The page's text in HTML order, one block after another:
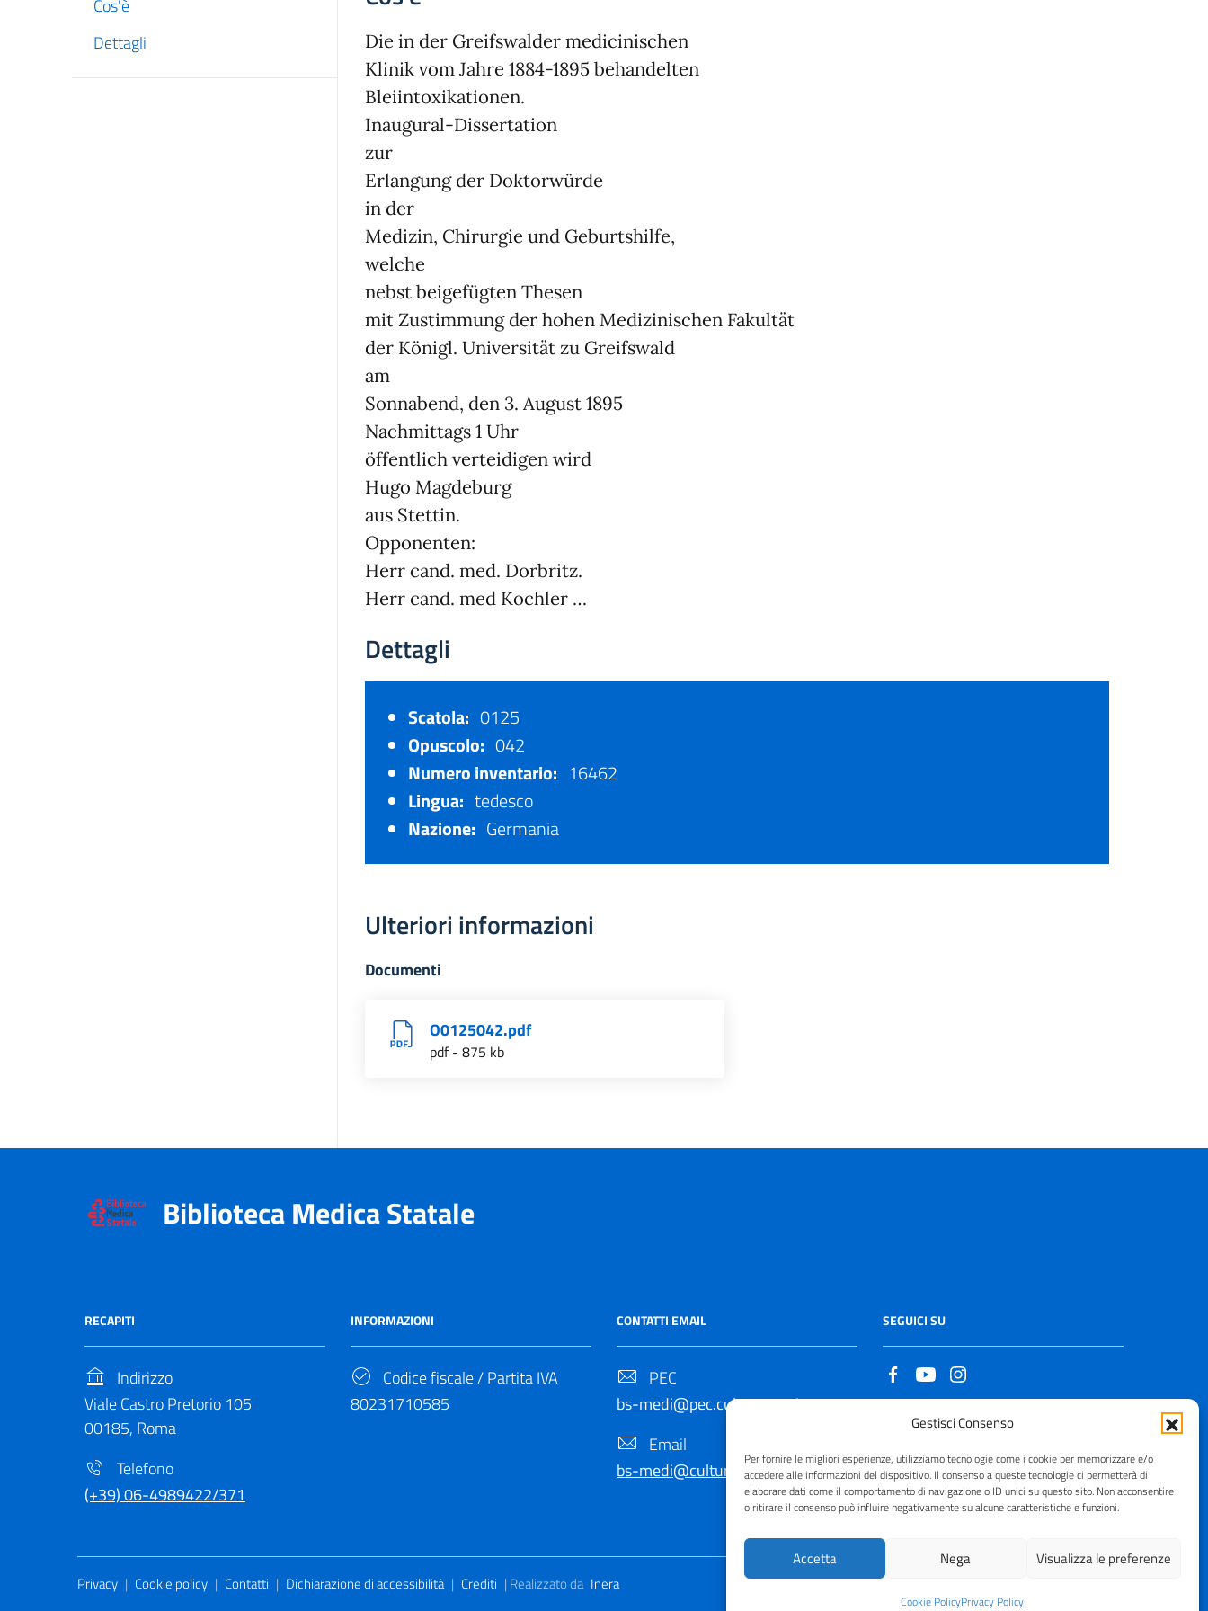
Gestisci Consenso
Per fornire le migliori esperienze, utilizziamo tecnologie come i cookie per memorizzare e/o
accedere alle informazioni del dispositivo. Il consenso a queste tecnologie ci permetterà di
elaborare dati come il comportamento di navigazione o ID unici su questo sito. Non acconsentire
o ritirare il consenso può influire negativamente su alcune caratteristiche e funzioni.
Accetta Nega Visualizza le preferenze
Cookie PolicyPrivacy Policy
Cos'è
Dettagli
Die in der Greifswalder medicinischen
Klinik vom Jahre 1884-1895 behandelten
Bleiintoxikationen.
Inaugural-Dissertation
zur
Erlangung der Doktorwürde
in der
Medizin, Chirurgie und Geburtshilfe,
welche
nebst beigefügten Thesen
mit Zustimmung der hohen Medizinischen Fakultät
der Königl. Universität zu Greifswald
am
Sonnabend, den 3. August 1895
Nachmittags 1 Uhr
öffentlich verteidigen wird
Hugo Magdeburg
aus Stettin.
Opponenten:
Herr cand. med. Dorbritz.
Herr cand. med Kochler …
Dettagli
Scatola: 0125
Opuscolo: 042
Numero inventario: 16462
Lingua: tedesco
Nazione: Germania
Ulteriori informazioni
Documenti
O0125042.pdf
pdf - 875 kb
Biblioteca Medica Statale
RECAPITI
Indirizzo
Viale Castro Pretorio 105
00185, Roma
Telefono
(+39) 06-4989422/371
INFORMAZIONI
Codice fiscale / Partita IVA
80231710585
CONTATTI EMAIL
PEC
bs-medi@pec.cultura.gov.it
Email
bs-medi@cultura.gov.it
SEGUICI SU
Copyright © 2021 - 2026
Useful Links Section
Privacy | Cookie policy | Contatti | Dichiarazione di accessibilità | Crediti | Realizzato da Inera